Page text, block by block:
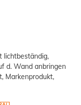
lichtbeständig,
d. Wand anbringen
Markenprodukt,